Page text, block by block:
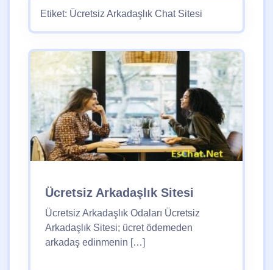
Etiket: Ücretsiz Arkadaşlık Chat Sitesi
Ücretsiz Arkadaşlık Sitesi
Ücretsiz Arkadaşlık Odaları Ücretsiz
Arkadaşlık Sitesi; ücret ödemeden
arkadaş edinmenin […]